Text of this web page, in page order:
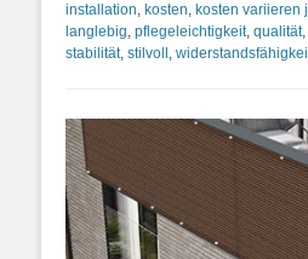
installation, kosten, kosten variieren
langlebig, pflegeleichtigkeit, qualität,
stabilität, stilvoll ,